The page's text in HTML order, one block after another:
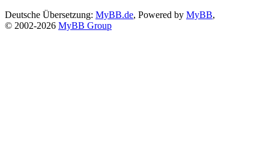
Deutsche Übersetzung: MyBB.de, Powered by MyBB,
© 2002-2026 MyBB Group